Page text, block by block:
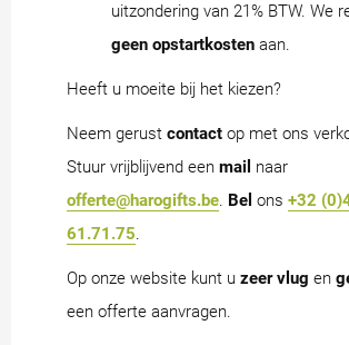
uitzondering van 21% BTW. We
geen opstartkosten aan.
Heeft u moeite bij het kiezen?
Neem gerust contact op met ons
Stuur vrijblijvend een mail naar
offerte@harogifts.be. Bel ons +32
61.71.75.
Op onze website kunt u zeer vlug en
een offerte aanvragen.